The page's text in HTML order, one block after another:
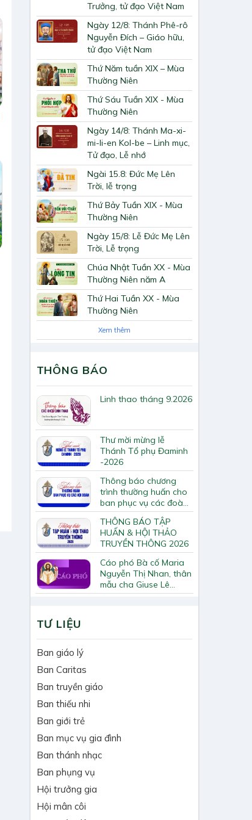
Trưởng, tử đạo Việt Nam
Ngày 12/8: Thánh Phê-rô
Nguyễn Đích – Giáo hữu,
tử đạo Việt Nam
Thứ Năm tuần XIX – Mùa
Thường Niên
Thứ Sáu Tuần XIX - Mùa
Thường Niên
Ngày 14/8: Thánh Ma-xi-
mi-li-en Kol-be – Linh mục,
Tử đạo, Lễ nhớ
Ngài 15.8: Đức Mẹ Lên
Trời, lễ trọng
Thứ Bảy Tuần XIX - Mùa
Thường Niên
Ngày 15/8: Lễ Đức Mẹ Lên
Trời, Lễ trọng
Chúa Nhật Tuần XX - Mùa
Thường Niên năm A
Thứ Hai Tuần XX - Mùa
Thường Niên
Xem thêm
THÔNG BÁO
Linh thao tháng 9.2026
Thư mời mừng lễ
Thánh Tổ phụ Đaminh
-2026
Thông báo chương
trình thường huấn cho
ban phục vụ các đoàn
hội Tông huấn về loan
báo Tin Mừng
THÔNG BÁO TẬP
HUẤN & HỘI THẢO
TRUYỀN THÔNG 2026
Cáo phó Bà cố Maria
Nguyễn Thị Nhan, thân
mẫu cha Giuse Lê
Quốc Chinh
TƯ LIỆU
Ban giáo lý
Ban Caritas
Ban truyền giáo
Ban thiếu nhi
Ban giới trẻ
Ban mục vụ gia đình
Ban thánh nhạc
Ban phụng vụ
Hội trưởng gia
Hội mân côi